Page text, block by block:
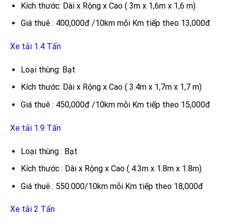
Kích thước: Dài x Rộng x Cao ( 3m x 1,6m x 1,6 m)
Giá thuê : 400,000đ /10km mỗi Km tiếp theo 13,000đ
Xe tải 1.4 Tấn
Loại thùng: Bạt
Kích thước: Dài x Rộng x Cao ( 3.4m x 1,7m x 1,7 m)
Giá thuê : 450,000đ /10km mỗi Km tiếp theo 15,000đ
Xe tải 1.9 Tấn
Loại thùng : Bạt
Kích thước : Dài x Rộng x Cao ( 4.3m x 1.8m x 1.8m)
Giá thuê : 550.000/10km mỗi Km tiếp theo 18,000đ
Xe tải 2 Tấn